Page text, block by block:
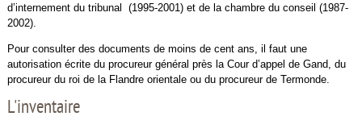
d’internement du tribunal (1995-2001) et de la chambre du conseil (1987-
2002).
Pour consulter des documents de moins de cent ans, il faut une
autorisation écrite du procureur général près la Cour d’appel de Gand, du
procureur du roi de la Flandre orientale ou du procureur de Termonde.
L'inventaire